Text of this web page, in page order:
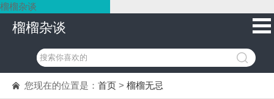
榴榴杂谈
榴榴杂谈
您现在的位置是： 首页 > 榴榴无忌